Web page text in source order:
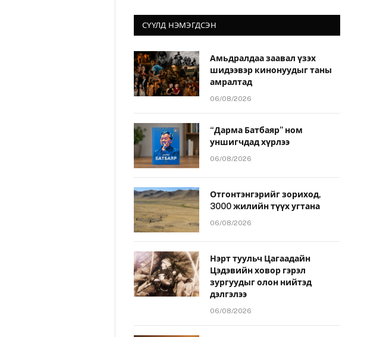
СҮҮЛД НЭМЭГДСЭН
Амьдралдаа заавал үзэх
шидээвэр кинонуудыг таны
амралтад
06/08/2026
“Дарма Батбаяр” ном
уншигчдад хүрлээ
06/08/2026
Отгонтэнгэрийг зориход,
3000 жилийн түүх угтана
06/08/2026
Нэрт туульч Цагаадайн
Цэдэвийн ховор гэрэл
зургуудыг олон нийтэд
дэлгэлээ
06/08/2026